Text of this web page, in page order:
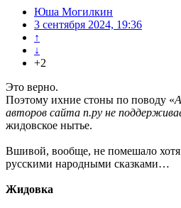
Юша Могилкин
3 сентября 2024, 19:36
↑
↓
+2
Это верно.
Поэтому ихние стоны по поводу «
авторов сайта п.ру не
жидовское нытье.
Вшивой, вообще, не помешало хотя
русскими народными сказками…
Жидовка